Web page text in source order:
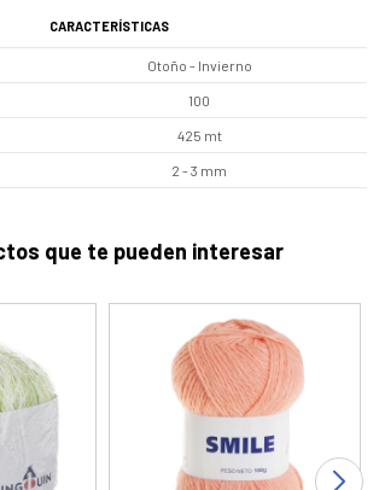
CARACTERÍSTICAS
Otoño - Invierno
100
425 mt
2 - 3 mm
que te pueden interesar